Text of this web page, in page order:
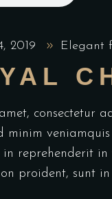
2019 Elegant
consectetur
minim
reprehenderit
proident, sunt